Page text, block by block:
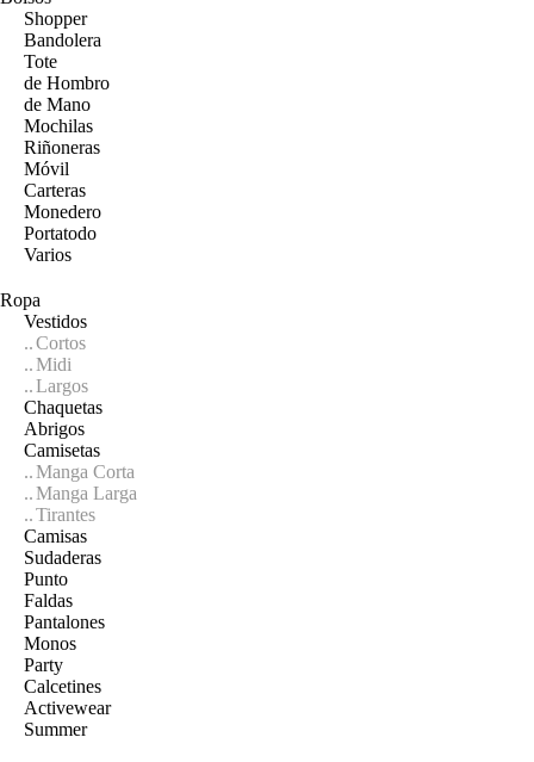
Shopper
Bandolera
Tote
de Hombro
de Mano
Mochilas
Riñoneras
Móvil
Carteras
Monedero
Portatodo
Varios
Ropa
Vestidos
Cortos
Midi
Largos
Chaquetas
Abrigos
Camisetas
Manga Corta
Manga Larga
Tirantes
Camisas
Sudaderas
Punto
Faldas
Pantalones
Monos
Party
Calcetines
Activewear
Summer